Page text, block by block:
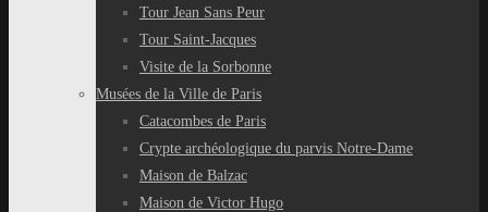
Tour Jean Sans Peur
Tour Saint-Jacques
Visite de la Sorbonne
Musées de la Ville de Paris
Catacombes de Paris
Crypte archéologique du parvis Notre-Dame
Maison de Balzac
Maison de Victor Hugo